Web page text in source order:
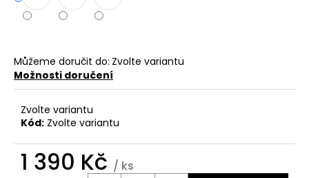
Můžeme doručit do: Zvolte variantu
Možnosti doručení
Zvolte variantu
Kód: Zvolte variantu
1 390 Kč / ks
p
o
r
u
č
u